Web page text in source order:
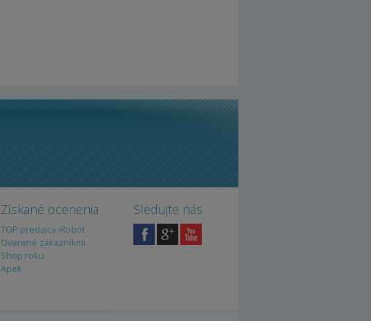
Získané ocenenia
TOP predajca iRobot
Overené zákazníkmi
Shop roku
Apek
Sledujte nás